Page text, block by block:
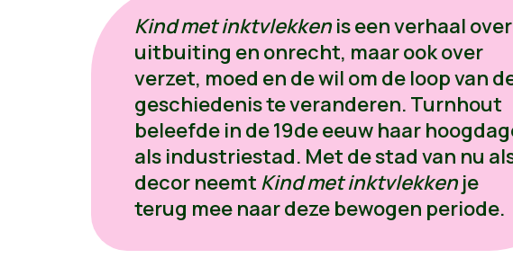
Kind met inktvlekkenis een verhaal over
uitbuiting en onrecht, maar ook over
verzet, moed en de wil om de loop van
geschiedenis te veranderen. Turnhout
beleefde in de 19de eeuw haar
als industriestad. Met de stad van nu
decor neemt Kind met inktvlekkenje
terug mee naar deze bewogen periode.